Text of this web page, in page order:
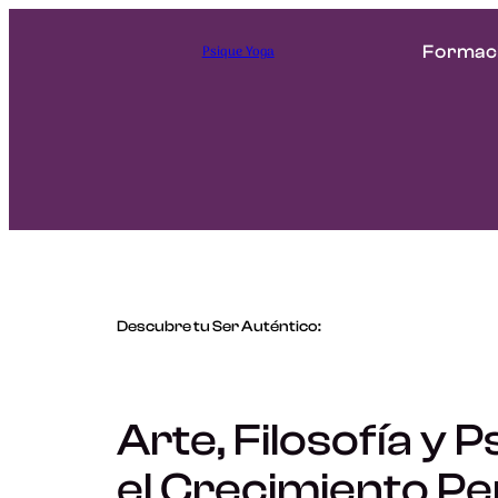
Psique Yoga
Descubre tu Ser Auténtico:
Arte, Filosofía y